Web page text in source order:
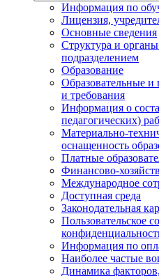
Информация по
Лицензия,
Основные сведения
Структура и
подразделением
Образование
Образовательные и
и требования
Информация о
педагогических)
Материально-
оснащенность
Платные
Финансово-
Международное
Доступная среда
Законодательная
Пользовательское
Информация по
Наиболее частые
Динамика